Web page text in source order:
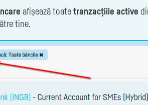
afișează toatetranzacțiile active
tine.